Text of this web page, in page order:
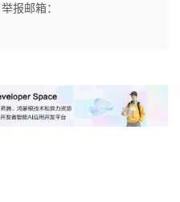
报邮箱：